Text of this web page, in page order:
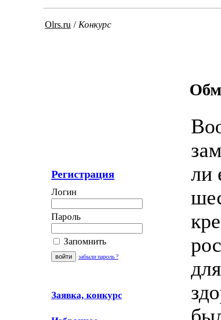
Olrs.ru / Конкурс
Регистрация
Логин
Пароль
Запомнить
забыли пароль ?
Заявка, конкурс
ли